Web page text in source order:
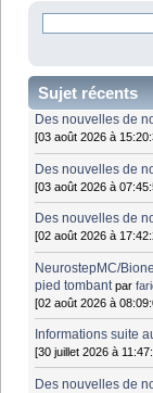
Sujet récents
Des nouvelles de
[03 août 2026 à
Des nouvelles de
[03 août 2026 à
Des nouvelles de
[02 août 2026 à
NeurostepMC/
pied tombant par
[02 août 2026 à
Informations suite
[30 juillet 2026 à
Des nouvelles de